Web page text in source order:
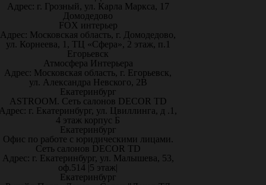
Адрес: г. Грозный, ул. Карла Маркса, 17
Домодедово
FOX интерьер
Адрес: Московская область, г. Домодедово,
ул. Корнеева, 1, ТЦ «Сфера», 2 этаж, п.1
Егорьевск
Атмосфера Интерьера
Адрес: Московская область, г. Егорьевск,
ул. Александра Невского, 2В
Екатеринбург
ASTROOM. Сеть салонов DECOR TD
г. Екатеринбург, ул. Цвиллинга, д .1,
4 этаж корпус Б
Екатеринбург
Офис по работе с юридическими лицами.
Сеть салонов DECOR TD
Адрес: г. Екатеринбург, ул. Малышева, 53,
оф.514 |5 этаж|
Екатеринбург